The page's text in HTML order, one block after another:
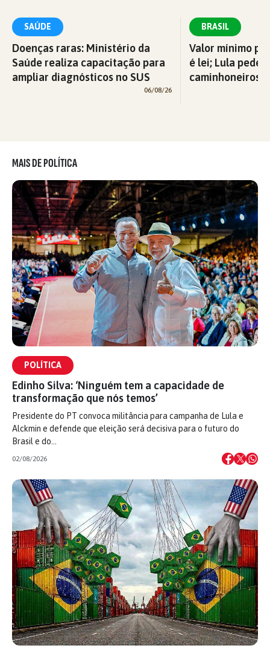
SAÚDE
Doenças raras: Ministério da
Saúde realiza capacitação para
ampliar diagnósticos no SUS
06/08/26
BRASIL
Valor mínimo
é lei; Lula pede
caminhoneiros
MAIS DE POLÍTICA
POLÍTICA
Edinho Silva: ‘Ninguém tem a capacidade de
transformação que nós temos’
Presidente do PT convoca militância para campanha de Lula e
Alckmin e defende que eleição será decisiva para o futuro do
Brasil e do…
02/08/2026